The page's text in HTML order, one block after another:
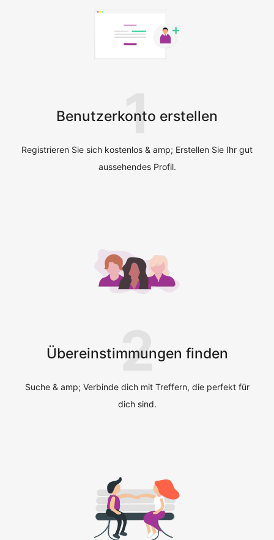
Benutzerkonto erstellen
1
Registrieren Sie sich kostenlos & amp; Erstellen Sie Ihr gut
aussehendes Profil.
Übereinstimmungen finden
2
Suche & amp; Verbinde dich mit Treffern, die perfekt für
dich sind.